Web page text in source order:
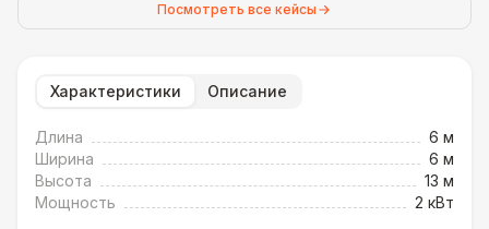
Посмотреть все кейсы
Характеристики Описание
Длина
6 м
Ширина
6 м
Высота
13 м
Мощность
2 кВт